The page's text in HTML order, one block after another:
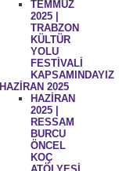
TEMMUZ
2025 |
TRABZON
KÜLTÜR
YOLU
FESTİVALİ
KAPSAMINDAYIZ
HAZİRAN 2025
HAZİRAN
2025 |
RESSAM
BURCU
ÖNCEL
KOÇ